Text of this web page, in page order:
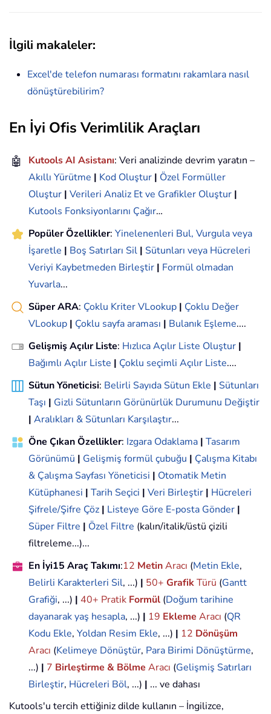
İlgili makaleler:
Excel'de telefon numarası formatını rakamlara nasıl
dönüştürebilirim?
En İyi Ofis Verimlilik Araçları
🤖 Kutools AI Asistanı: Veri analizinde devrim yaratın –
Akıllı Yürütme | Kod Oluştur | Özel Formüller
Oluştur | Verileri Analiz Et ve Grafikler Oluştur |
Kutools Fonksiyonlarını Çağır…
Popüler Özellikler: Yinelenenleri Bul, Vurgula veya
İşaretle | Boş Satırları Sil | Sütunları veya Hücreleri
Veriyi Kaybetmeden Birleştir | Formül olmadan
Yuvarla...
Süper ARA: Çoklu Kriter VLookup | Çoklu Değer
VLookup | Çoklu sayfa araması | Bulanık Eşleme....
Gelişmiş Açılır Liste: Hızlıca Açılır Liste Oluştur |
Bağımlı Açılır Liste | Çoklu seçimli Açılır Liste....
Sütun Yöneticisi: Belirli Sayıda Sütun Ekle | Sütunları
Taşı | Gizli Sütunların Görünürlük Durumunu Değiştir
| Aralıkları & Sütunları Karşılaştır...
Öne Çıkan Özellikler: Izgara Odaklama | Tasarım
Görünümü | Gelişmiş formül çubuğu | Çalışma Kitabı
& Çalışma Sayfası Yöneticisi | Otomatik Metin
Kütüphanesi | Tarih Seçici | Veri Birleştir | Hücreleri
Şifrele/Şifre Çöz | Listeye Göre E-posta Gönder |
Süper Filtre | Özel Filtre (kalın/italik/üstü çizili
filtreleme...)...
En İyi15 Araç Takımı:12 MetinAracı (Metin Ekle,
Belirli Karakterleri Sil, ...) | 50+ GrafikTürü (Gantt
Grafiği, ...) | 40+ Pratik Formül (Doğum tarihine
dayanarak yaş hesapla, ...) | 19 Ekleme Aracı (QR
Kodu Ekle, Yoldan Resim Ekle, ...) | 12 Dönüşüm
Aracı (Kelimeye Dönüştür, Para Birimi Dönüştürme,
...) | 7 Birleştirme & Bölme Aracı (Gelişmiş Satırları
Birleştir, Hücreleri Böl, ...) | ... ve dahası
Kutools'u tercih ettiğiniz dilde kullanın – İngilizce,